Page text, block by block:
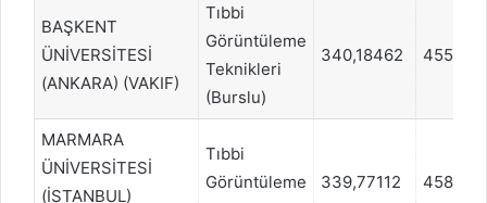
BAŞKENT
ÜNİVERSİTESİ
(ANKARA) (VAKIF)
Tıbbi
Görüntüleme
Teknikleri
(Burslu)
340,18462 455317
MARMARA
ÜNİVERSİTESİ
(İSTANBUL)
Tıbbi
Görüntüleme
339,77112 458022